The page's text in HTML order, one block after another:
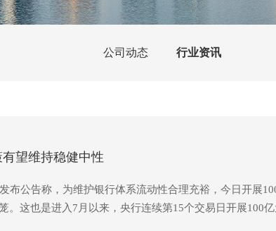
公司动态 行业资讯
望维持稳健中性
布公告称，为维护银行体系流动性合理充裕，今日开展
这也是进入7月以来，央行连续第15个交易日开展100亿